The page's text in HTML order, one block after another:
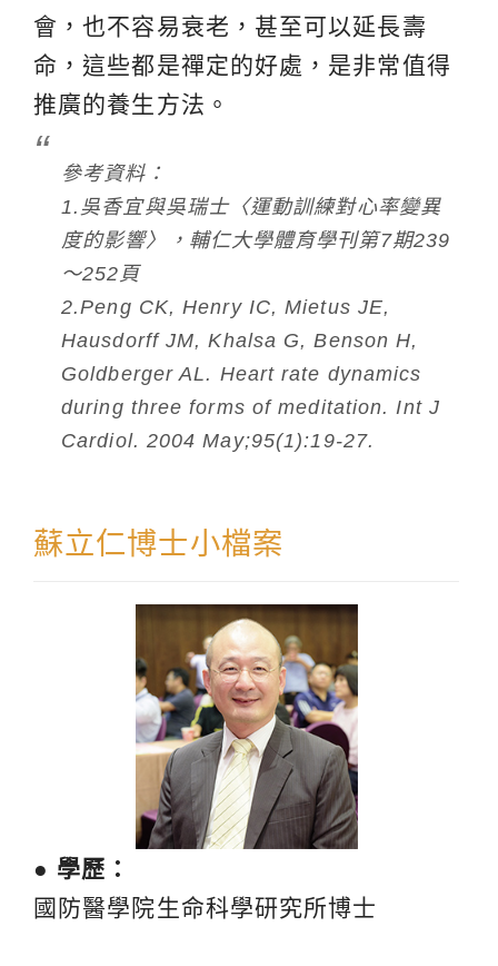
會，也不容易衰老，甚至可以延長壽
命，這些都是禪定的好處，是非常值得
推廣的養生方法。
參考資料：
1.吳香宜與吳瑞士〈運動訓練對心率變異
度的影響〉，輔仁大學體育學刊第7期239
～252頁
2.Peng CK, Henry IC, Mietus JE,
Hausdorff JM, Khalsa G, Benson H,
Goldberger AL. Heart rate dynamics
during three forms of meditation. Int J
Cardiol. 2004 May;95(1):19-27.
蘇立仁博士小檔案
● 學歷：
國防醫學院生命科學研究所博士